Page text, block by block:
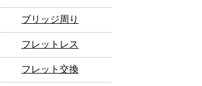
ブリッジ周り
フレットレス
フレット交換